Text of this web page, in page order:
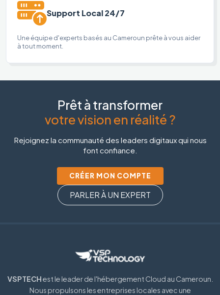
Support Local 24/7
Une équipe d'experts basés au Cameroun prête à vous aider
à tout moment.
Prêt à transformer
votre vision en réalité ?
Rejoignez la communauté des leaders digitaux qui nous
font confiance.
CRÉER MON COMPTE
PARLER À UN EXPERT
VSPTECHest le leader de l'hébergement Cloud au Cameroun.
Nous propulsons les entreprises locales avec une